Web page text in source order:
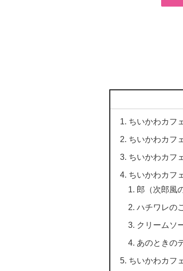
ちいかわカフ
ちいかわカフ
ちいかわカフ
ちいかわカフ
郎（次郎風
ハチワレの
クリームソ
あのときの
ちいかわカフ